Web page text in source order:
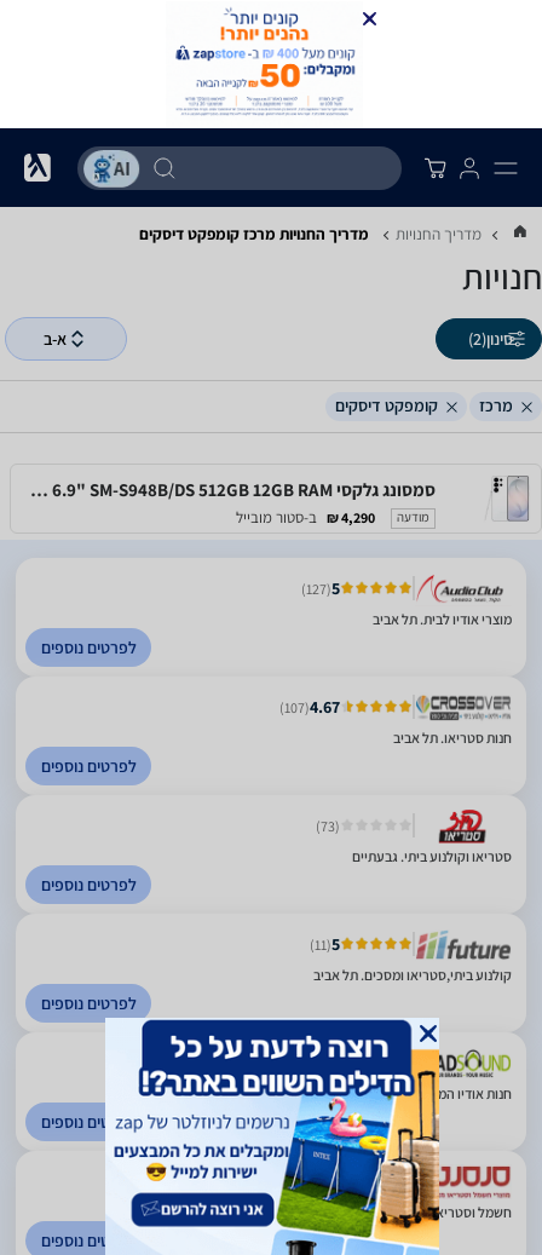
מדריך החנויות מדריך החנויות ‏מרכז ‏קומפקט דיסקים
חנויות
סינון(2) א-ב
מרכז קומפקט דיסקים
סמסונג גלקסי Samsung Galaxy S26 Ultra 6.9" SM-S948B/DS 512GB 12GB RAM
מודעה 4,290 ₪ ב-סטור מובייל
5
(127)
מוצרי אודיו לבית. תל אביב
לפרטים נוספים
4.67
(107)
חנות סטריאו. תל אביב
לפרטים נוספים
(73)
סטריאו וקולנוע ביתי. גבעתיים
לפרטים נוספים
5
(11)
קולנוע ביתי,סטריאו ומסכים. תל אביב
לפרטים נוספים
5
(260)
חנות אודיו המתמחה באוזניות. קרית אונו
לפרטים נוספים
5
(424)
חשמל וסטריאו משנת 1986. תל אביב
לפרטים נוספים